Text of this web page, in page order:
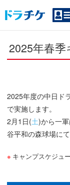
2025年春
2025年度の中日ド
で実施します。
2月1日(土)から一
谷平和の森球場にて
キャンプスケジュ